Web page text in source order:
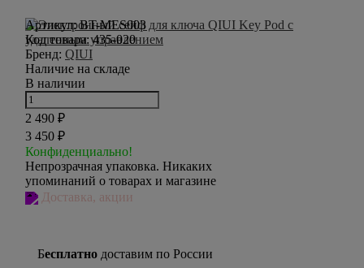
Артикул:BT-MES003
Код товара:435-020
Бренд: QIUI
Наличие на складе
В наличии
2 490 ₽
3 450 ₽
Конфиденциально!
Непрозрачная упаковка. Никаких
упоминаний о товарах и магазине
Доставка, акции
Бесплатно доставим по России